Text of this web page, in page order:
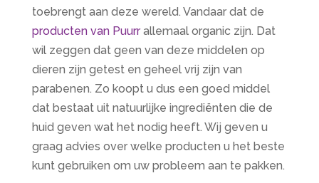
toebrengt aan deze wereld. Vandaar dat de
producten van Puurrallemaal organic zijn. Dat
wil zeggen dat geen van deze middelen op
dieren zijn getest en geheel vrij zijn van
parabenen. Zo koopt u dus een goed middel
dat bestaat uit natuurlijke ingrediënten die de
huid geven wat het nodig heeft. Wij geven u
graag advies over welke producten u het beste
kunt gebruiken om uw probleem aan te pakken.